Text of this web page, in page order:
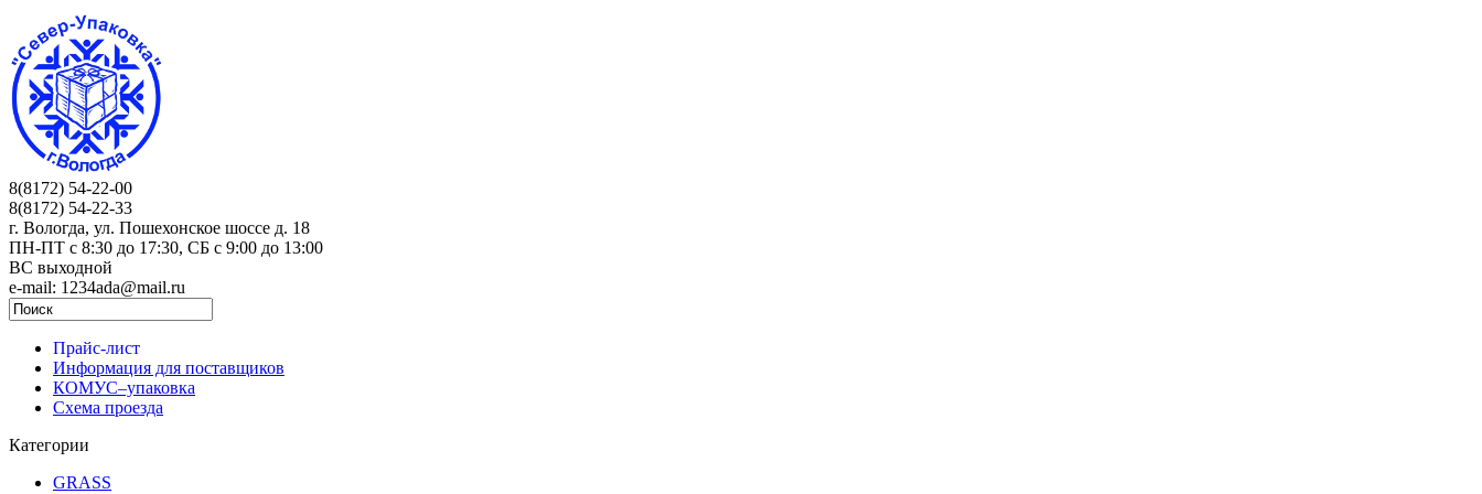
8(8172) 54-22-00
8(8172) 54-22-33
г. Вологда, ул. Пошехонское шоссе д. 18
ПН-ПТ c 8:30 до 17:30, СБ с 9:00 до 13:00
ВС выходной
e-mail: 1234ada@mail.ru
Прайс-лист
Информация для поставщиков
КОМУС–упаковка
Схема проезда
Категории
GRASS